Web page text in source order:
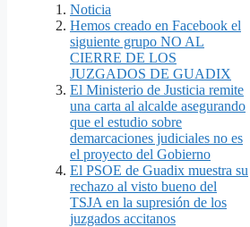
Noticia
Hemos creado en Facebook el
siguiente grupo NO AL
CIERRE DE LOS
JUZGADOS DE GUADIX
El Ministerio de Justicia remite
una carta al alcalde asegurando
que el estudio sobre
demarcaciones judiciales no es
el proyecto del Gobierno
El PSOE de Guadix muestra su
rechazo al visto bueno del
TSJA en la supresión de los
juzgados accitanos